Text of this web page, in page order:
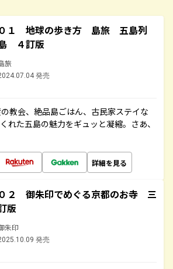
０１ 地球の歩き方 島旅 五島列
４訂版
旅
発売
教会、絶品島ごはん、古民家ステイな
れた五島の魅力をギュッと凝縮。さあ、
詳細を見る
０２ 御朱印でめぐる京都のお寺 三
版
朱印
発売